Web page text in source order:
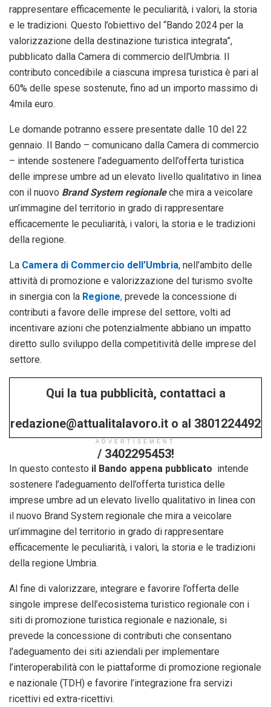
rappresentare efficacemente le peculiarità, i valori, la storia
e le tradizioni. Questo l’obiettivo del “Bando 2024 per la
valorizzazione della destinazione turistica integrata”,
pubblicato dalla Camera di commercio dell’Umbria. Il
contributo concedibile a ciascuna impresa turistica è pari al
60% delle spese sostenute, fino ad un importo massimo di
4mila euro.
Le domande potranno essere presentate dalle 10 del 22
gennaio. Il Bando – comunicano dalla Camera di commercio
– intende sostenere l’adeguamento dell’offerta turistica
delle imprese umbre ad un elevato livello qualitativo in linea
con il nuovo Brand System regionaleche mira a veicolare
un’immagine del territorio in grado di rappresentare
efficacemente le peculiarità, i valori, la storia e le tradizioni
della regione.
La Camera di Commercio dell’Umbria, nell’ambito delle
attività di promozione e valorizzazione del turismo svolte
in sinergia con la Regione, prevede la concessione di
contributi a favore delle imprese del settore, volti ad
incentivare azioni che potenzialmente abbiano un impatto
diretto sullo sviluppo della competitività delle imprese del
settore.
Qui la tua pubblicità, contattaci a
redazione@attualitalavoro.it o al 3801224492
/ 3402295453!
ADVERTISEMENT
In questo contesto il Bando appena pubblicato intende
sostenere l’adeguamento dell’offerta turistica delle
imprese umbre ad un elevato livello qualitativo in linea con
il nuovo Brand System regionale che mira a veicolare
un’immagine del territorio in grado di rappresentare
efficacemente le peculiarità, i valori, la storia e le tradizioni
della regione Umbria.
Al fine di valorizzare, integrare e favorire l’offerta delle
singole imprese dell’ecosistema turistico regionale con i
siti di promozione turistica regionale e nazionale, si
prevede la concessione di contributi che consentano
l’adeguamento dei siti aziendali per implementare
l’interoperabilità con le piattaforme di promozione regionale
e nazionale (TDH) e favorire l’integrazione fra servizi
ricettivi ed extra-ricettivi.